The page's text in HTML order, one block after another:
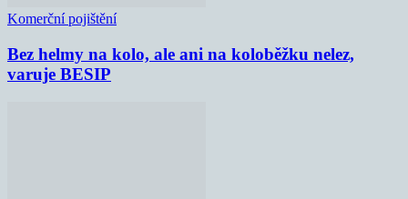
Komerční pojištění
Bez helmy na kolo, ale ani na koloběžku nelez,
varuje BESIP